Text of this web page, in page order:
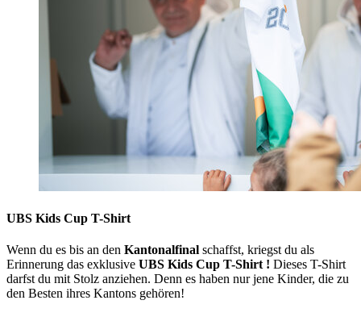
UBS Kids Cup T-Shirt
Wenn du es bis an den Kantonalfinal schaffst, kriegst du als
Erinnerung das exklusive UBS Kids Cup T-Shirt ! Dieses T-Shirt
darfst du mit Stolz anziehen. Denn es haben nur jene Kinder, die zu
den Besten ihres Kantons gehören!